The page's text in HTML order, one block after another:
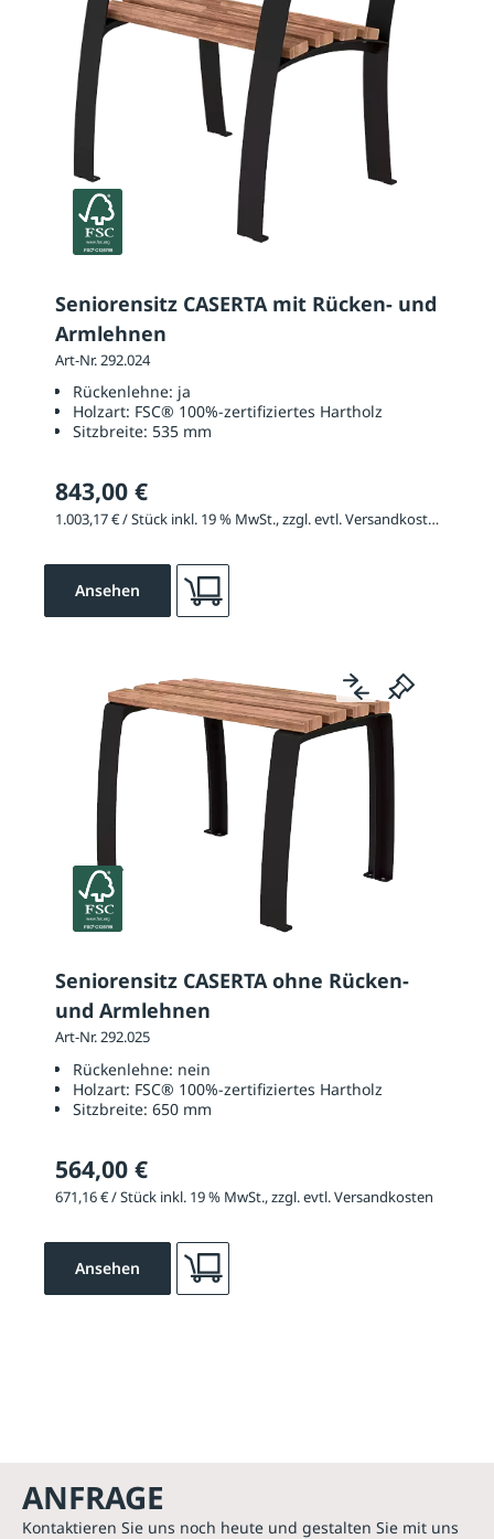
Seniorensitz CASERTA mit Rücken- und
Armlehnen
Art-Nr. 292.024
Rückenlehne: ja
Holzart: FSC® 100%-zertifiziertes Hartholz
Sitzbreite: 535 mm
843,00 €
1.003,17 € / Stück inkl. 19 % MwSt., zzgl. evtl. Versandkosten
Ansehen
Seniorensitz CASERTA ohne Rücken-
und Armlehnen
Art-Nr. 292.025
Rückenlehne: nein
Holzart: FSC® 100%-zertifiziertes Hartholz
Sitzbreite: 650 mm
564,00 €
671,16 € / Stück inkl. 19 % MwSt., zzgl. evtl. Versandkosten
Ansehen
ANFRAGE
Kontaktieren Sie uns noch heute und gestalten Sie mit uns